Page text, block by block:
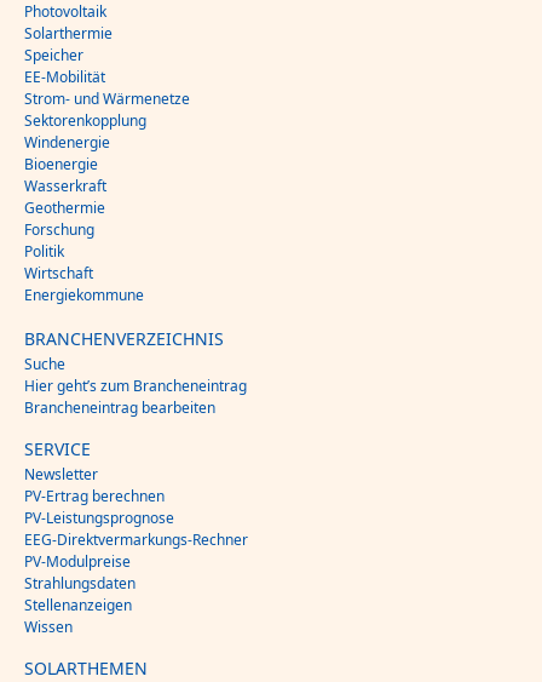
Photovoltaik
Solarthermie
Speicher
EE-Mobilität
Strom- und Wärmenetze
Sektorenkopplung
Windenergie
Bioenergie
Wasserkraft
Geothermie
Forschung
Politik
Wirtschaft
Energiekommune
BRANCHENVERZEICHNIS
Suche
Hier geht’s zum Brancheneintrag
Brancheneintrag bearbeiten
SERVICE
Newsletter
PV-Ertrag berechnen
PV-Leistungsprognose
EEG-Direktvermarkungs-Rechner
PV-Modulpreise
Strahlungsdaten
Stellenanzeigen
Wissen
SOLARTHEMEN